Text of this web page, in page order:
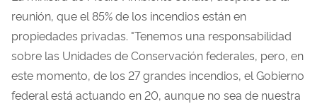
reunión, que el 85% de los incendios están en
propiedades privadas. "Tenemos una responsabilidad
sobre las Unidades de Conservación federales, pero, en
este momento, de los 27 grandes incendios, el Gobierno
federal está actuando en 20, aunque no sea de nuestra